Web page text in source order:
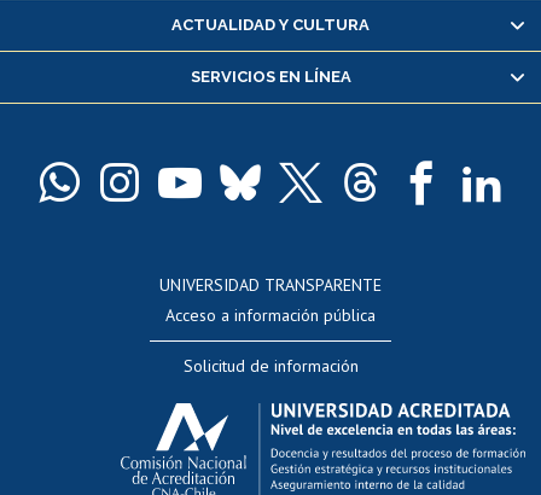
Servicio médico y dental
Pago de arancel y crédito alumnos
Docentes
Evaluación docente
Calificación académica
Postulación al AUCAI
Funcionarias/os
ACTUALIDAD Y CULTURA
SERVICIOS EN LÍNEA
UNIVERSIDAD TRANSPARENTE
Acceso a información pública
Solicitud de información